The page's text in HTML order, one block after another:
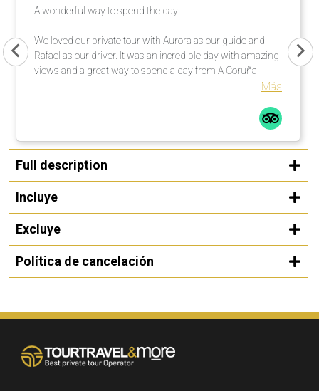
A wonderful way to spend the day
We loved our private tour with Aurora as our guide and
Rafael as our driver. It was an incredible day with amazing
views and a great way to spend a day from A Coruña.
Más
Full description
Incluye
Excluye
Política de cancelación